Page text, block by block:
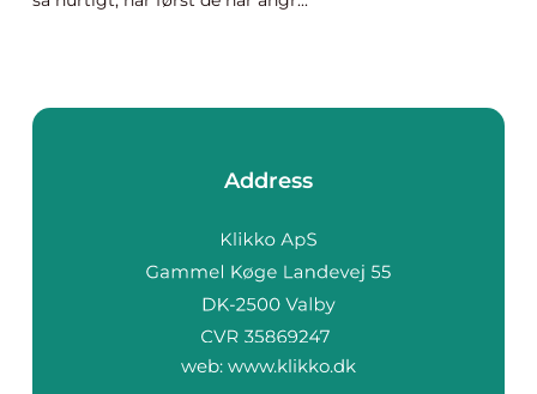
Address
web: www.klikko.dk